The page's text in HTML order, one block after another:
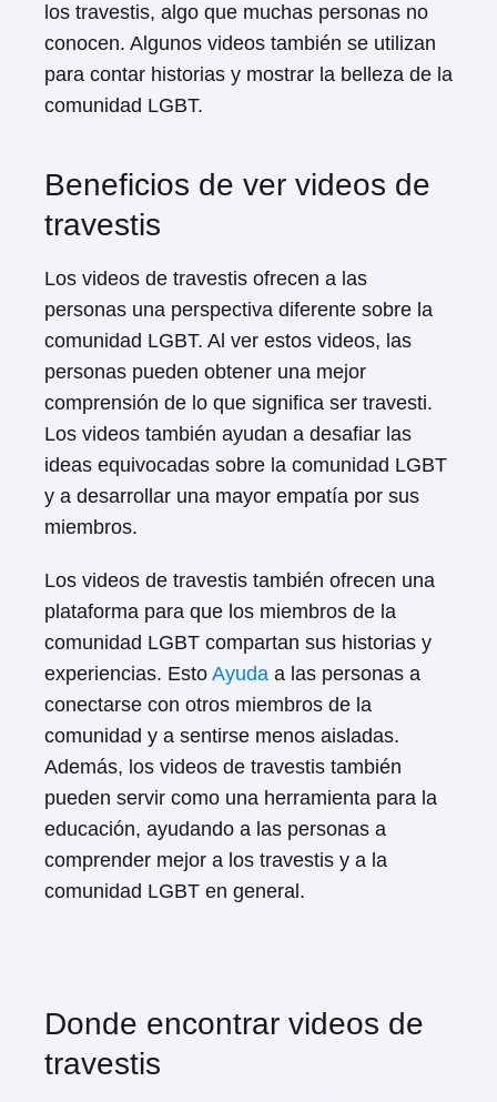
los travestis, algo que muchas personas no
conocen. Algunos videos también se utilizan
para contar historias y mostrar la belleza de la
comunidad LGBT.
Beneficios de ver videos de
travestis
Los videos de travestis ofrecen a las
personas una perspectiva diferente sobre la
comunidad LGBT. Al ver estos videos, las
personas pueden obtener una mejor
comprensión de lo que significa ser travesti.
Los videos también ayudan a desafiar las
ideas equivocadas sobre la comunidad LGBT
y a desarrollar una mayor empatía por sus
miembros.
Los videos de travestis también ofrecen una
plataforma para que los miembros de la
comunidad LGBT compartan sus historias y
experiencias. Esto Ayuda a las personas a
conectarse con otros miembros de la
comunidad y a sentirse menos aisladas.
Además, los videos de travestis también
pueden servir como una herramienta para la
educación, ayudando a las personas a
comprender mejor a los travestis y a la
comunidad LGBT en general.
Donde encontrar videos de
travestis